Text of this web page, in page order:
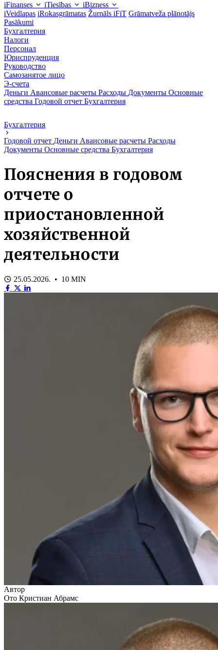
iFinanses iTiesības
iBizness
iVeidlapas iRokasgrāmatas Žurnāls iFiT Grāmatveža plānotājs
Pasākumi
Бухгалтерия
Налоги
Персонал
Юриспруденция
Руководство
Самозанятое лицо
Э-счета
Деньги Авансовые расчеты Расходы Документы Основные
средства Годовой отчет Бухгалтерия
Бухгалтерия
Годовой отчет Деньги Авансовые расчеты Расходы
Документы Основные средства Бухгалтерия
Пояснения в годовом
отчете о
приостановленной
хозяйственной
деятельности
25.05.2026. • 10 MIN
Автор
Ото Кристиан Абрамс